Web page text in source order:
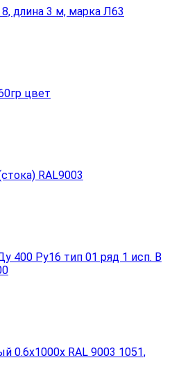
длина 3 м, марка Л63
цвет
RAL9003
400 Ру16 тип 01 ряд 1 исп. B
0.6х1000х RAL 9003 1051,